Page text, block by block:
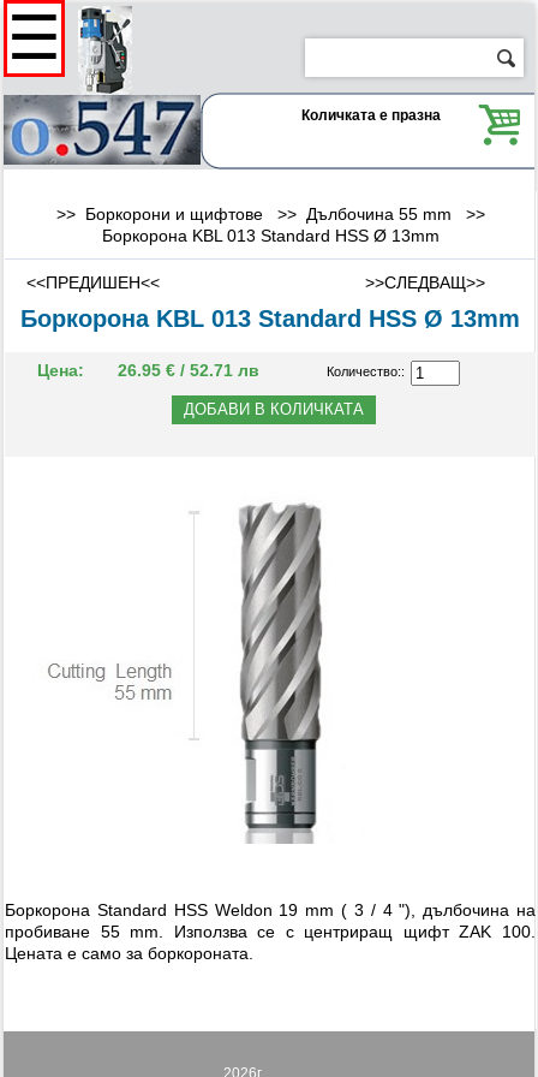
Количката е празна
☰
>> Боркорони и щифтове >> Дълбочина 55 mm >>
Боркорона KBL 013 Standard HSS Ø 13mm
<<ПРЕДИШЕН<< >>СЛЕДВАЩ>>
Боркорона KBL 013 Standard HSS Ø 13mm
Цена: 26.95 € / 52.71 лв Количество::
Боркорона Standard HSS Weldon 19 mm ( 3 / 4 "), дълбочина на
пробиване 55 mm. Използва се с центриращ щифт ZAK 100.
Цената е само за боркороната.
2026г.